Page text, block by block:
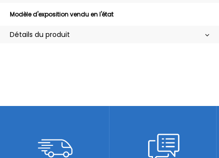
Modèle d'exposition vendu en l'état
Détails du produit